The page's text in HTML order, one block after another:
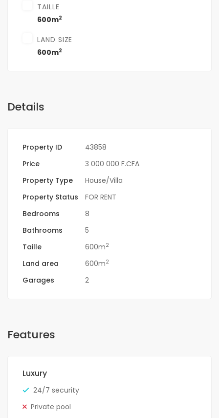
TAILLE
600m2
LAND SIZE
600m2
Details
Property ID
43858
Price
3 000 000 F.CFA
Property Type
House/Villa
Property Status
FOR RENT
Bedrooms
8
Bathrooms
5
Taille
600m2
Land area 600m2
Garages 2
Features
Luxury
24/7 security
Private pool